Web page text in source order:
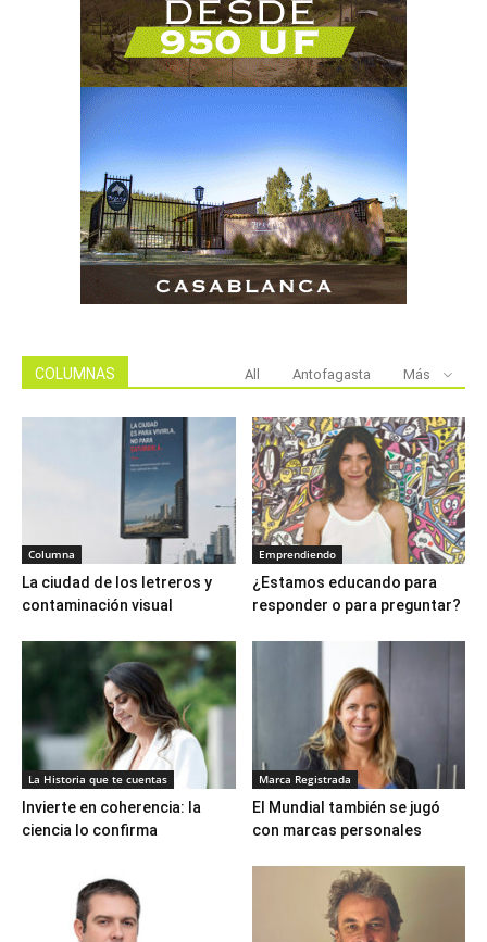
COLUMNAS All Antofagasta Más
Columna
La ciudad de los letreros y
contaminación visual
Emprendiendo
¿Estamos educando para
responder o para preguntar?
La Historia que te cuentas
Invierte en coherencia: la
ciencia lo confirma
Marca Registrada
El Mundial también se jugó
con marcas personales